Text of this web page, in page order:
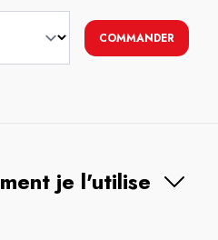
COMMANDER
je l'utilise